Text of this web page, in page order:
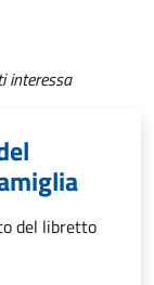
interessa
del libretto